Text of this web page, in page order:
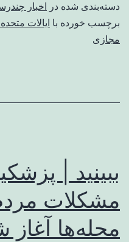
دسته‌بندی شده در
اخبار
برچسب خورده با ایالات
مجازی
ببینید |
مشکلات مردم
محله‌ها آغاز